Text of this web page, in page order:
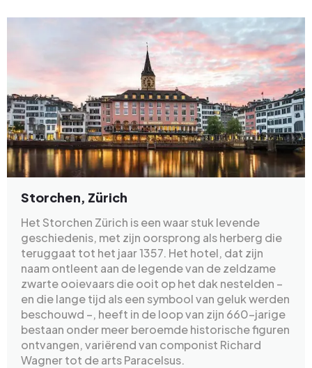
Storchen, Zürich
Het Storchen Zürich is een waar stuk levende
geschiedenis, met zijn oorsprong als herberg die
teruggaat tot het jaar 1357. Het hotel, dat zijn
naam ontleent aan de legende van de zeldzame
zwarte ooievaars die ooit op het dak nestelden –
en die lange tijd als een symbool van geluk werden
beschouwd –, heeft in de loop van zijn 660-jarige
bestaan onder meer beroemde historische figuren
ontvangen, variërend van componist Richard
Wagner tot de arts Paracelsus.